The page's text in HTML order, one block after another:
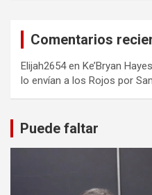
Comentarios
Elijah2654en Ke’Bryan
lo envían a los Rojos por
Puede faltar